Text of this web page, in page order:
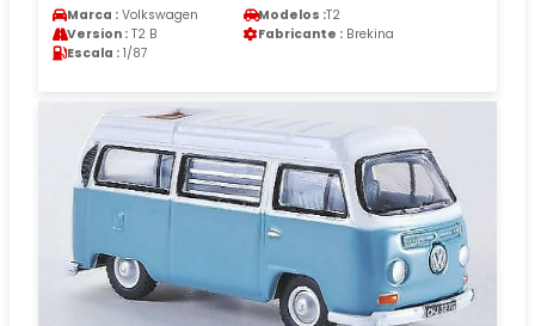
Marca : Volkswagen Modelos :T2
Version : T2 B Fabricante : Brekina
Escala : 1/87